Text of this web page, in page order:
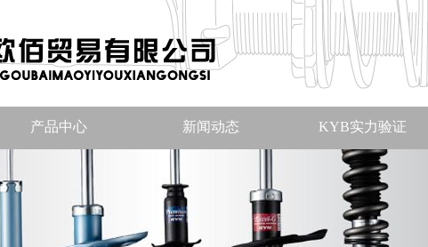
产品中心 新闻动态 KYB实力验证